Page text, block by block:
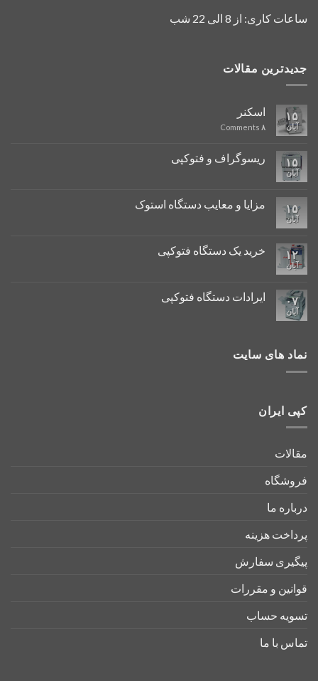
ساعات کاری: از 8 الی 22 شب
جدیدترین مقالات
۱۵
آبان
اسکنر
۸
۱۵
آبان
ریسوگراف و فتوکپی
۱۵
آبان
مزایا و معایب دستگاه استوک
۱۲
آبان
خرید یک دستگاه فتوکپی
۰۷
آبان
ایرادات دستگاه فتوکپی
نماد های سایت
کپی ایران
مقالات
فروشگاه
درباره ما
پرداخت هزینه
پیگیری سفارش
قوانین و مقررات
تسویه حساب
تماس با ما